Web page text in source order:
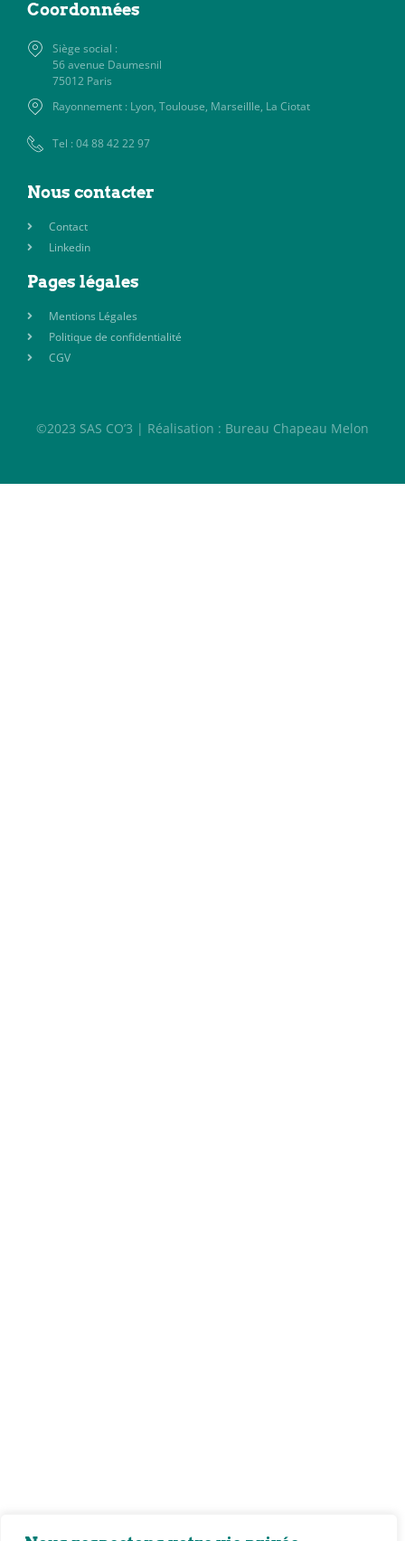
Coordonnées
Siège social :
56 avenue Daumesnil
75012 Paris
Rayonnement : Lyon, Toulouse, Marseillle, La Ciotat
Tel : 04 88 42 22 97
Nous contacter
Contact
Linkedin
Pages légales
Mentions Légales
Politique de confidentialité
CGV
©2023 SAS CO’3 | Réalisation : Bureau Chapeau Melon